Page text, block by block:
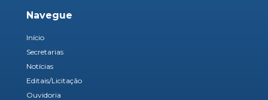
Navegue
Início
Secretarias
Notícias
Editais/Licitação
Ouvidoria